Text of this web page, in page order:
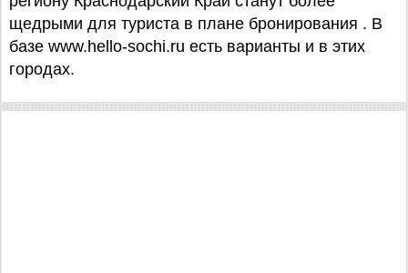
щедрыми для туриста в плане бронирования . В
базе www.hello-sochi.ru есть варианты и в этих
городах.